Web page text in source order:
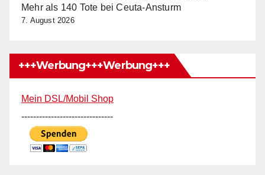
Mehr als 140 Tote bei Ceuta-Ansturm
7. August 2026
+++Werbung+++Werbung+++
Mein DSL/Mobil Shop
-------------------------------